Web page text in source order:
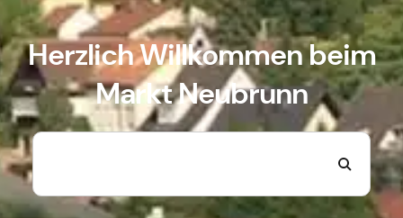
Herzlich Willkommen beim
Markt Neubrunn